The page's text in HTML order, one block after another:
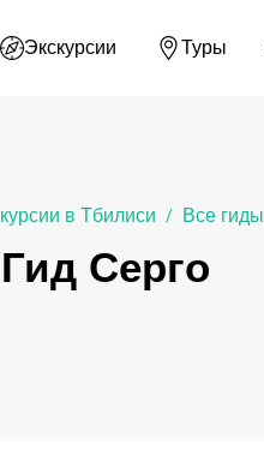
Экскурсии Туры
в Тбилиси / Все гиды
Гид Серго